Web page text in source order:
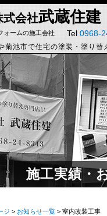
ォームの施工会社
式会社武蔵住建
菊池市で住宅の塗装・塗り替
Tel 0968-
施工実績・
ジ > お知らせ一覧> 室内改装工事